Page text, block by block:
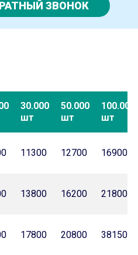
ЗВОНОК
30.000
шт
50.000
шт
100.000
шт
11300 12700 16900
13800 16200 21800
17800 20800 38150